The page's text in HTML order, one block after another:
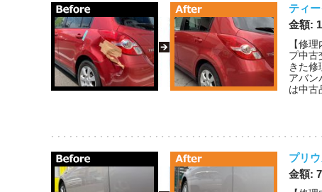
ティ
金額:
【修
プ中古
きた修
アバン
は中古
プリ
金額: